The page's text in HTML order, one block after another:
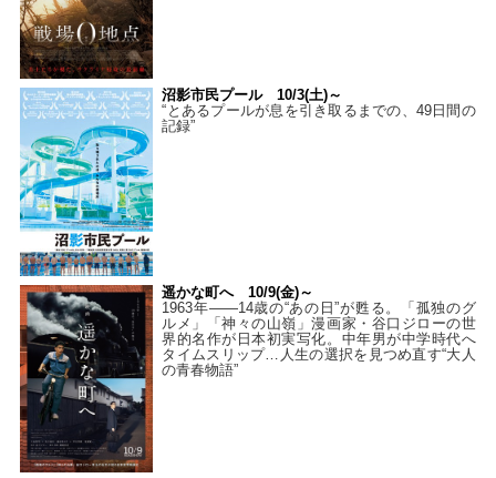
沼影市民プール 10/3(土)～
“とあるプールが息を引き取るまでの、49日間の
記録”
遥かな町へ 10/9(金)～
1963年――14歳の“あの日”が甦る。「孤独のグ
ルメ」「神々の山嶺」漫画家・谷口ジローの世
界的名作が日本初実写化。中年男が中学時代へ
タイムスリップ…人生の選択を見つめ直す“大人
の青春物語”